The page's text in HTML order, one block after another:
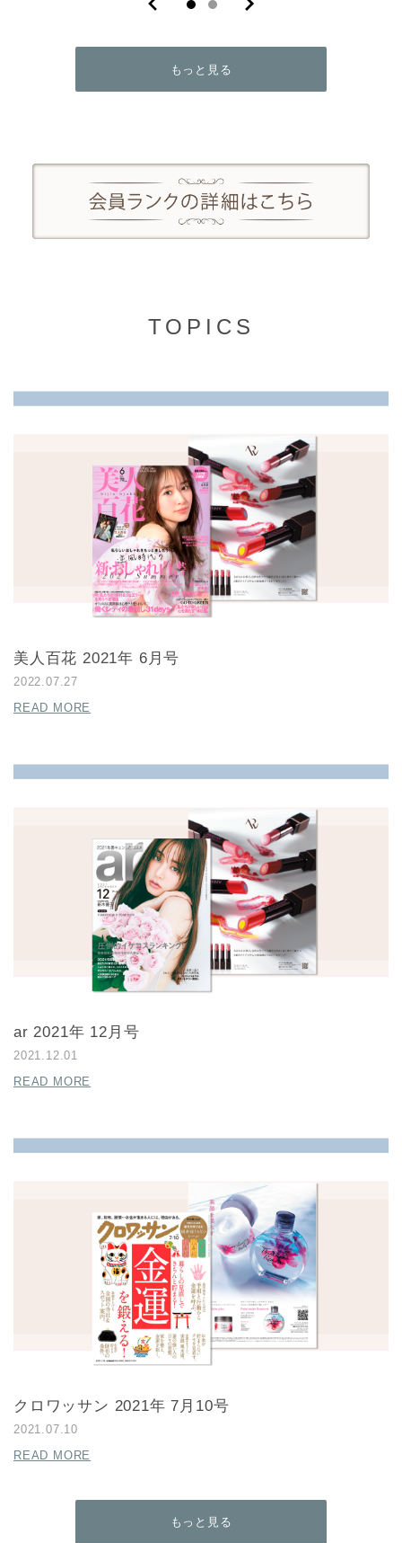
もっと見る
TOPICS
美人百花 2021年 6月号
2022.07.27
READ MORE
ar 2021年 12月号
2021.12.01
READ MORE
クロワッサン 2021年 7月10号
2021.07.10
READ MORE
もっと見る